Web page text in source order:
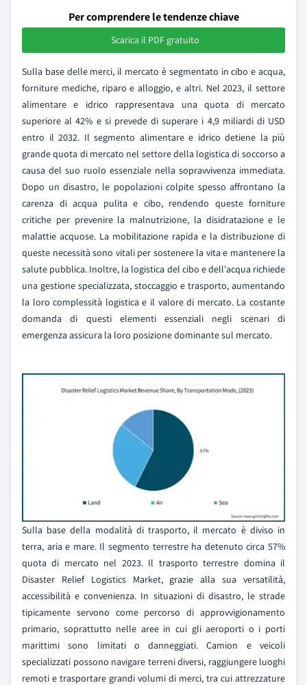
Per comprendere le tendenze chiave
Scarica il PDF gratuito
Sulla base delle merci, il mercato è segmentato in cibo e acqua,
forniture mediche, riparo e alloggio, e altri. Nel 2023, il settore
alimentare e idrico rappresentava una quota di mercato
superiore al 42% e si prevede di superare i 4,9 miliardi di USD
entro il 2032. Il segmento alimentare e idrico detiene la più
grande quota di mercato nel settore della logistica di soccorso a
causa del suo ruolo essenziale nella sopravvivenza immediata.
Dopo un disastro, le popolazioni colpite spesso affrontano la
carenza di acqua pulita e cibo, rendendo queste forniture
critiche per prevenire la malnutrizione, la disidratazione e le
malattie acquose. La mobilitazione rapida e la distribuzione di
queste necessità sono vitali per sostenere la vita e mantenere la
salute pubblica. Inoltre, la logistica del cibo e dell'acqua richiede
una gestione specializzata, stoccaggio e trasporto, aumentando
la loro complessità logistica e il valore di mercato. La costante
domanda di questi elementi essenziali negli scenari di
emergenza assicura la loro posizione dominante sul mercato.
Sulla base della modalità di trasporto, il mercato è diviso in
terra, aria e mare. Il segmento terrestre ha detenuto circa 57%
quota di mercato nel 2023. Il trasporto terrestre domina il
Disaster Relief Logistics Market, grazie alla sua versatilità,
accessibilità e convenienza. In situazioni di disastro, le strade
tipicamente servono come percorso di approvvigionamento
primario, soprattutto nelle aree in cui gli aeroporti o i porti
marittimi sono limitati o danneggiati. Camion e veicoli
specializzati possono navigare terreni diversi, raggiungere luoghi
remoti e trasportare grandi volumi di merci, tra cui attrezzature